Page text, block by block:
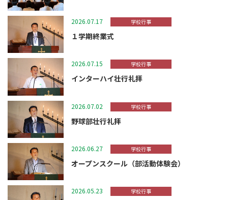
2026.07.17 学校行事
１学期終業式
2026.07.15 学校行事
インターハイ壮行礼拝
2026.07.02 学校行事
野球部壮行礼拝
2026.06.27 学校行事
オープンスクール（部活動体験会）
2026.05.23 学校行事